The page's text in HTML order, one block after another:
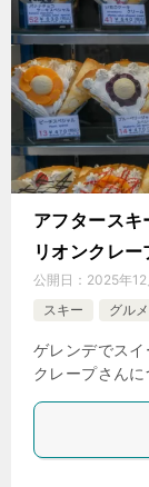
アフタース
リオンクレ
公開日： 2025年
スキー
グルメ
ゲレンデでス
クレープさんに